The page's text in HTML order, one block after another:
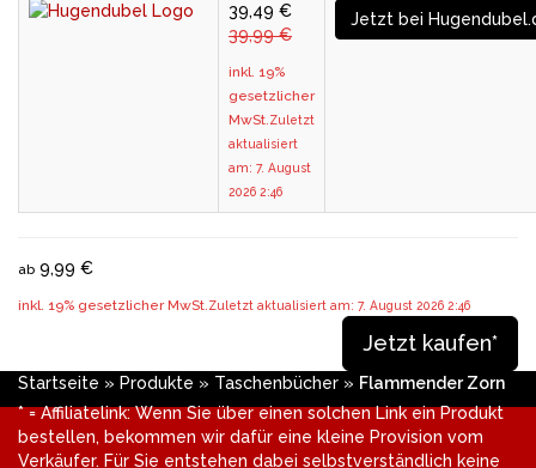
39,49 €
39,99 €
inkl. 19%
gesetzlicher
MwSt.Zuletzt
aktualisiert
am: 7. August
2026 2:46
Jetzt bei
ab 9,99 €
inkl. 19% gesetzlicher MwSt.Zuletzt aktualisiert am: 7. August 2026 2:46
Jetzt kaufen*
Startseite » Produkte » Taschenbücher » Flammender Zorn
* = Affiliatelink: Wenn Sie über einen solchen Link ein Produkt
bestellen, bekommen wir dafür eine kleine Provision vom
Verkäufer. Für Sie entstehen dabei selbstverständlich keine